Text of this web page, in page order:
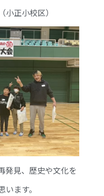
正小校区）
発見、歴史や文化を
ます。